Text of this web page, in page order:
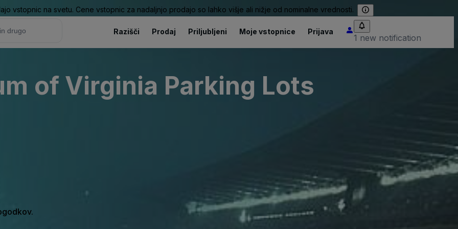
vstopnic na svetu. Cene vstopnic za nadaljnjo prodajo so lahko višje ali nižje od nominalne vrednosti.
Razišči Prodaj Priljubljeni Moje vstopnice Prijava
1 new notification
of Virginia Parking Lots